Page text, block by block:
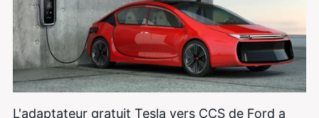
L'adaptateur gratuit Tesla vers CCS de Ford a